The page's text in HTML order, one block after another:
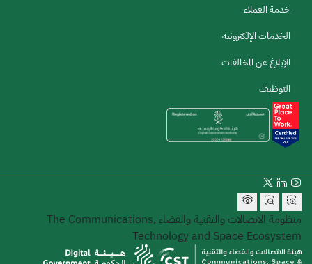
خدمة العملاء
الخدمات الإلكترونية
الإبلاغ عن المخالفات
التوظيف
منظومة الاتصالات والتقنية والفضاء The Communications,
Technology and Space Ecosystem